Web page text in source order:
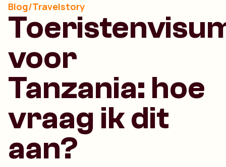
Blog/Travelstory
voor
Tanzania: hoe
vraag ik dit
aan?